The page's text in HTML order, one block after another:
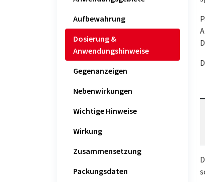
Aufbewahrung
Dosierung &
Anwendungshinweise
Gegenanzeigen
Nebenwirkungen
Wichtige Hinweise
Wirkung
Zusammensetzung
Packungsdaten